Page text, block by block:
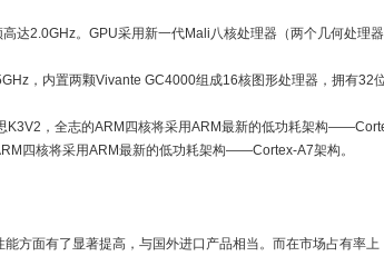
2.0GHz。GPU采用新一代Mali八核处理器（两个几何处
，内置两颗Vivante GC4000组成16核图形处理器，拥有
，全志的ARM四核将采用ARM最新的低功耗架构
四核将采用ARM最新的低功耗架构——Cortex-A7架构。
方面有了显著提高，与国外进口产品相当。而在市场占有